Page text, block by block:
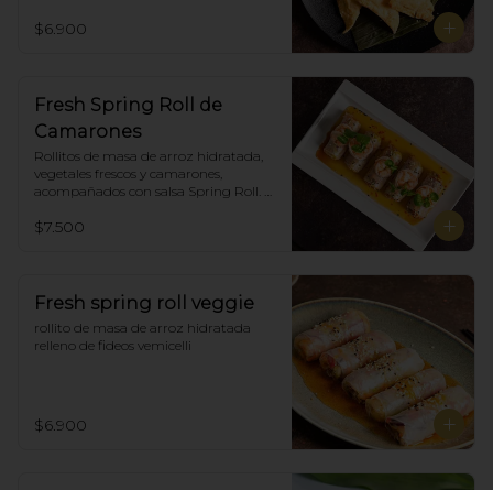
$6.900
Fresh Spring Roll de
Camarones
Rollitos de masa de arroz hidratada,
vegetales frescos y camarones,
acompañados con salsa Spring Roll.
$7.500
Fresh spring roll veggie
rollito de masa de arroz hidratada
relleno de fideos vemicelli
$6.900